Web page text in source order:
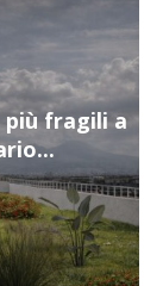
a